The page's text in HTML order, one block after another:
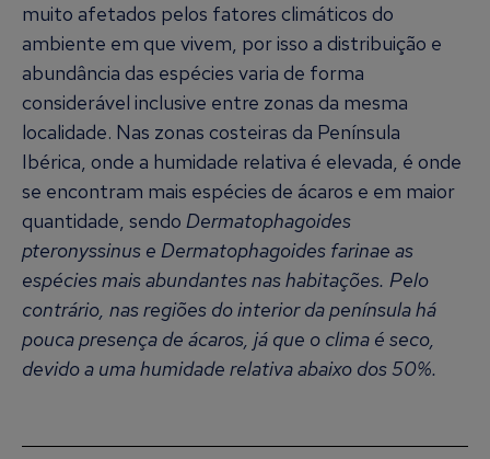
muito afetados pelos fatores climáticos do
ambiente em que vivem, por isso a distribuição e
abundância das espécies varia de forma
considerável inclusive entre zonas da mesma
localidade. Nas zonas costeiras da Península
Ibérica, onde a humidade relativa é elevada, é onde
se encontram mais espécies de ácaros e em maior
quantidade, sendo Dermatophagoides
pteronyssinus e Dermatophagoides farinae as
espécies mais abundantes nas habitações. Pelo
contrário, nas regiões do interior da península há
pouca presença de ácaros, já que o clima é seco,
devido a uma humidade relativa abaixo dos 50%.